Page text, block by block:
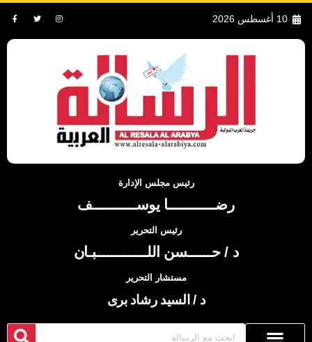
10 أغسطس 2026
رئيس مجلس الإدارة
رضــــــــــــا يوســـــــــــف
رئيس التحرير
د / حــــــسن اللـــــــــــــبـان
مستشار التحرير
د / السيد رشاد برى